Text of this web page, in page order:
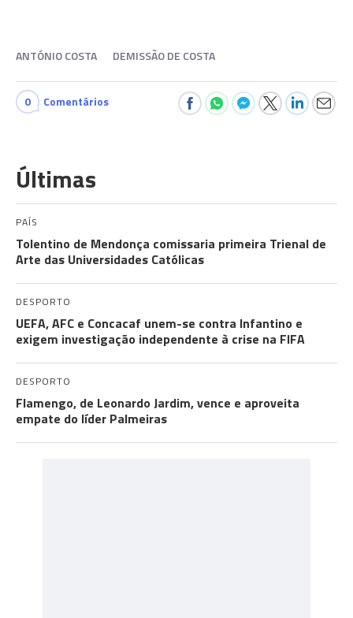
ANTÓNIO COSTA DEMISSÃO DE COSTA
0 Comentários
Últimas
PAÍS
Tolentino de Mendonça comissaria primeira Trienal de
Arte das Universidades Católicas
DESPORTO
UEFA, AFC e Concacaf unem-se contra Infantino e
exigem investigação independente à crise na FIFA
DESPORTO
Flamengo, de Leonardo Jardim, vence e aproveita
empate do líder Palmeiras